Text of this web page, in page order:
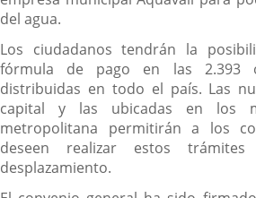
del agua.
Los ciudadanos tendrán la
fórmula de pago en las 2.393
distribuidas en todo el país. Las
capital y las ubicadas en los
metropolitana permitirán a los
deseen realizar estos
desplazamiento.